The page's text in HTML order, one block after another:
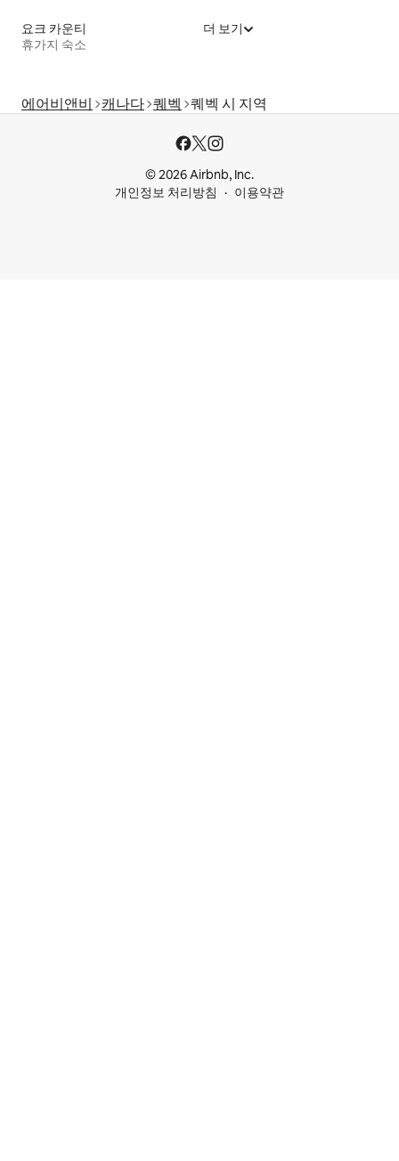
요크 카운티
휴가지 숙소
더 보기
에어비앤비 캐나다 퀘벡 퀘벡 시 지역
© 2026 Airbnb, Inc.
개인정보 처리방침
이용약관